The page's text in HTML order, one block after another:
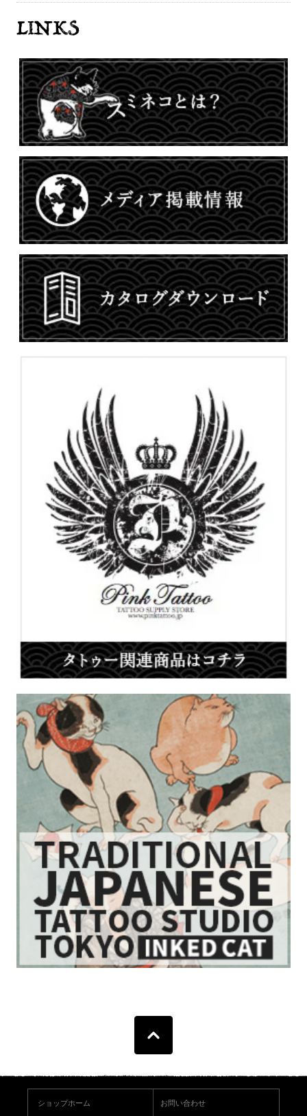
ショップホーム お問い合わせ